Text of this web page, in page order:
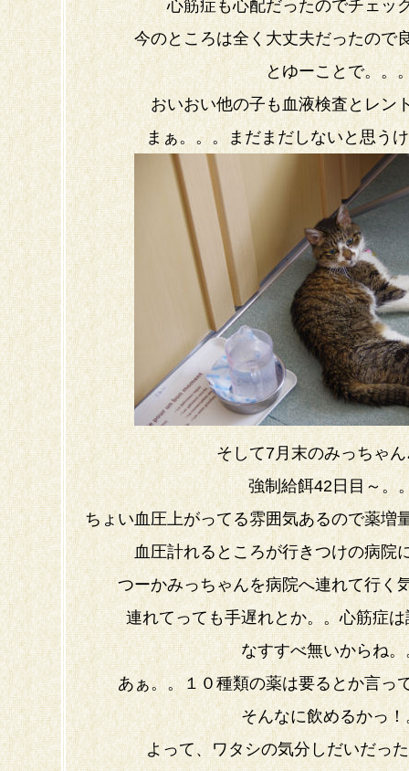
心筋症も心配だったのでチェッ
今のところは全く大丈夫だったので
とゆーことで。。
おいおい他の子も血液検査とレン
まぁ。。。まだまだしないと思う
そして7月末のみっちゃ
強制給餌42日目～。
ちょい血圧上がってる雰囲気あるので薬増
血圧計れるところが行きつけの病院
つーかみっちゃんを病院へ連れて行く
連れてっても手遅れとか。。心筋症
なすすべ無いからね
あぁ。。１０種類の薬は要るとか言っ
そんなに飲めるかっ
よって、ワタシの気分しだいだっ